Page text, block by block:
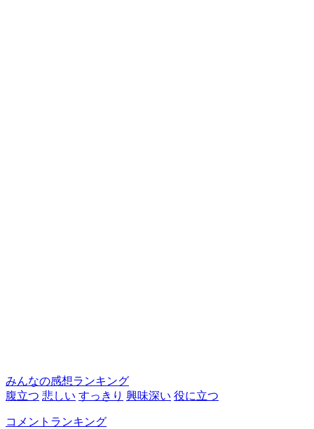
みんなの感想ランキング
腹立つ 悲しい すっきり 興味深い 役に立つ
コメントランキング